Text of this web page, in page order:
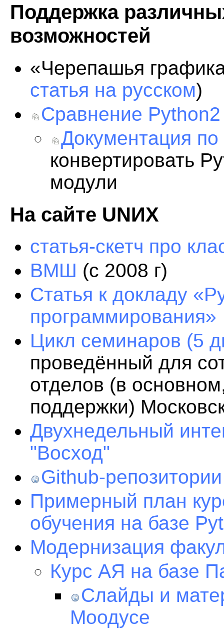
Поддержка
возможностей
«Черепашья
статья на русском)
Сравнение
Документация
конвертировать
модули
На сайте UNИX
статья-скетч про
ВМШ (с 2008 г)
Статья к докладу
программирования»
Цикл семинаров (5
проведённый для
отделов (в
поддержки)
Двухнедельный
"Восход"
Github-репозитории
Примерный план
обучения на базе
Модернизация
Курс АЯ на базе
Слайды и
Моодусе